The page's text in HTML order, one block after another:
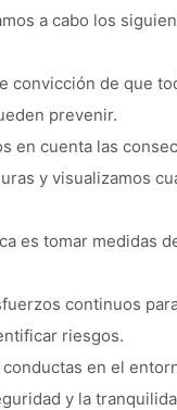
a cabo los
convicción de que
prevenir.
en cuenta las
y visualizamos
es tomar medidas
continuos
riesgos.
en el
y la